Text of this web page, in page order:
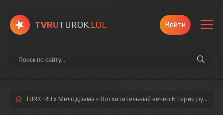
TVRUTUROK.LOL Войти
TURK-RU » Мелодрама » Восхитительный вечер 6 серия русская озвучка полностью смотреть онлайн!